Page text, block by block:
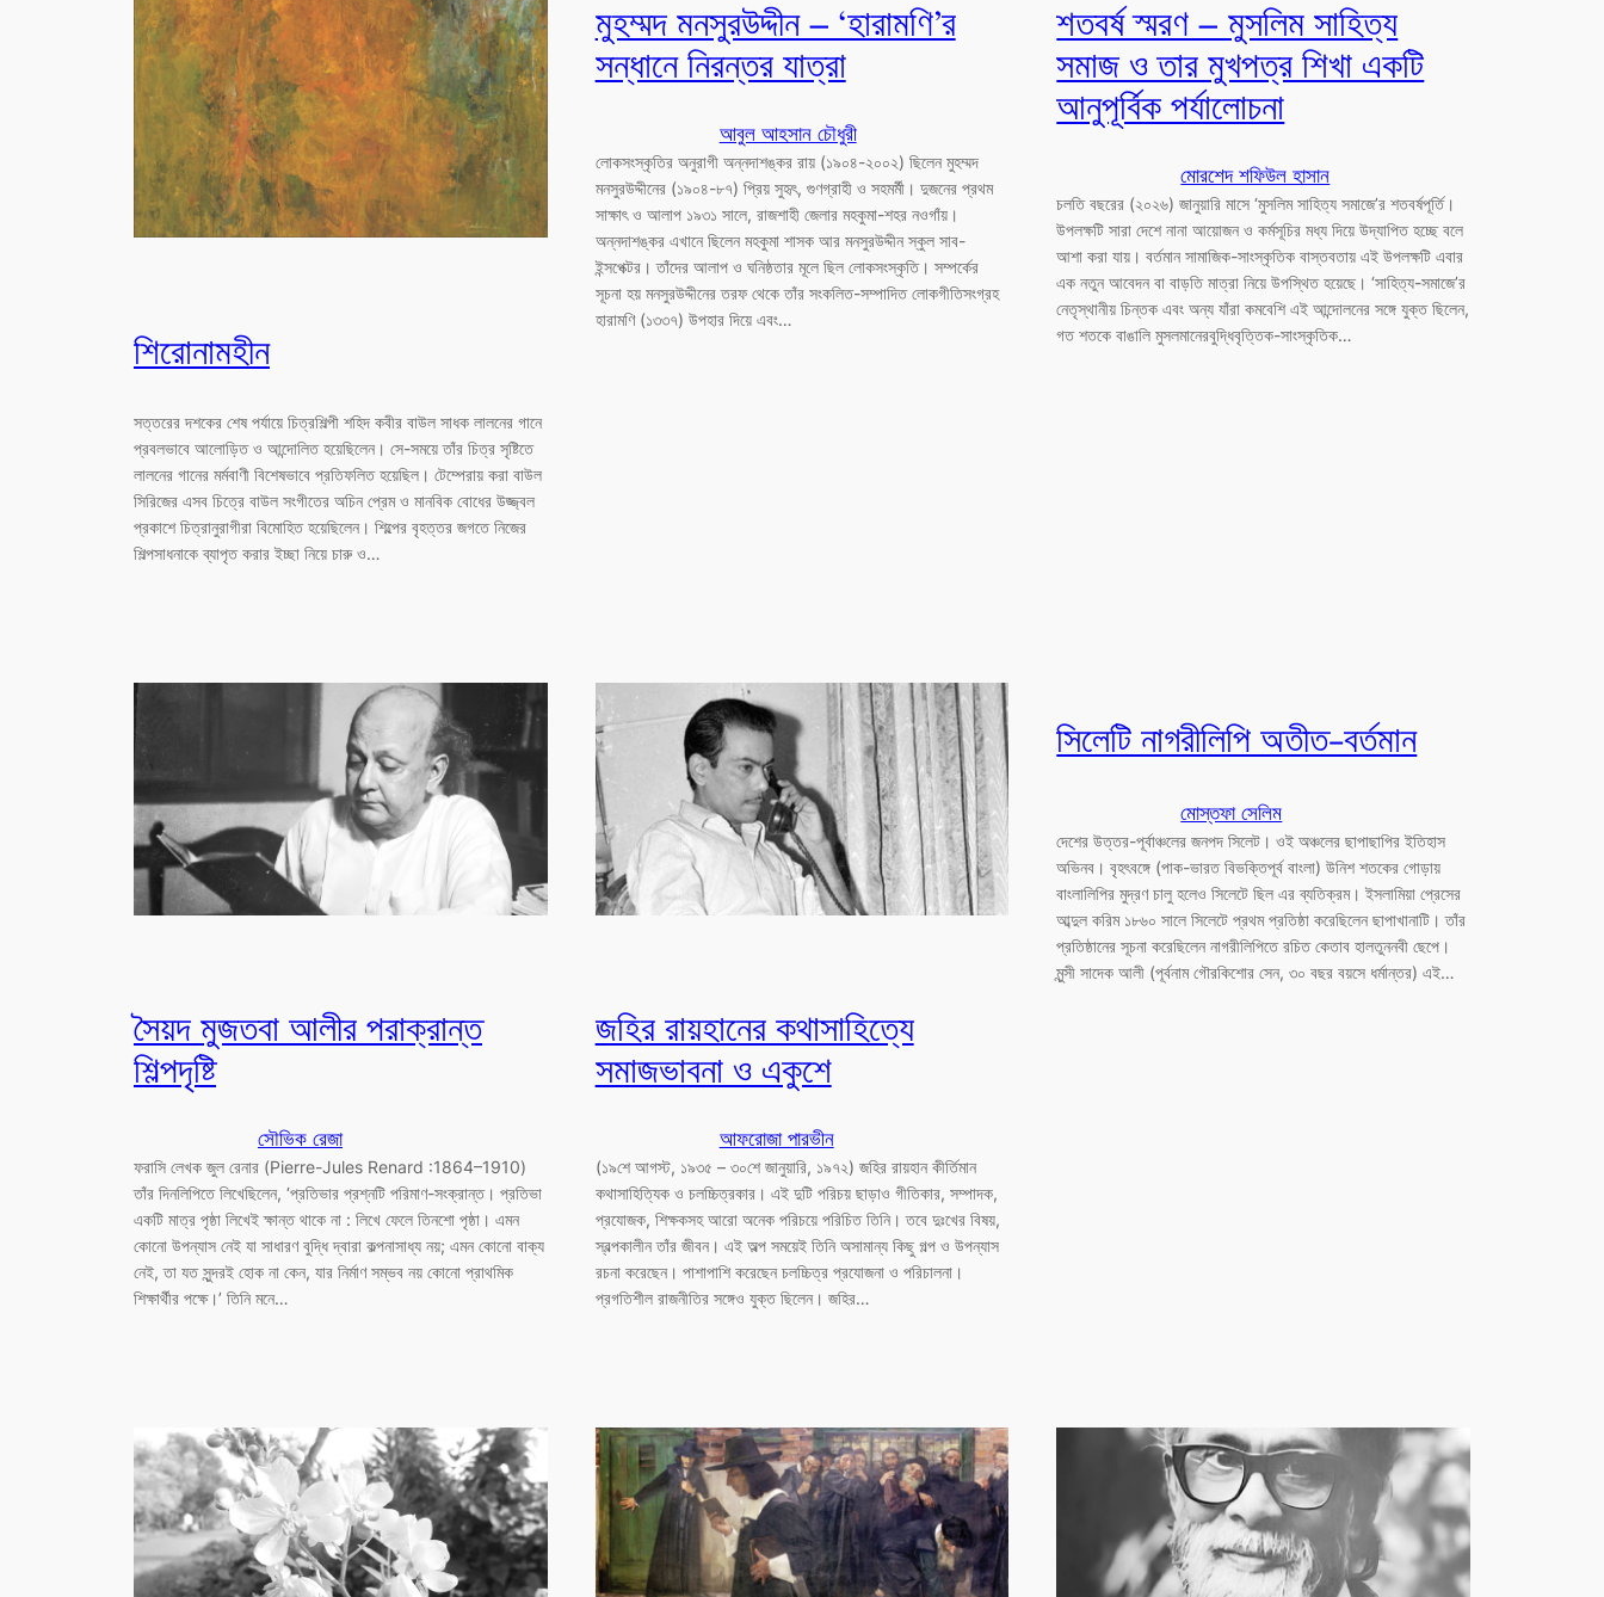
শিরোনামহীন
সত্তরের দশকের শেষ পর্যায়ে চিত্রশিল্পী শহিদ কবীর বাউল সাধক লালনের গানে
প্রবলভাবে আলোড়িত ও আন্দোলিত হয়েছিলেন। সে-সময়ে তাঁর চিত্র সৃষ্টিতে
লালনের গানের মর্মবাণী বিশেষভাবে প্রতিফলিত হয়েছিল। টেম্পেরায় করা বাউল
সিরিজের এসব চিত্রে বাউল সংগীতের অচিন প্রেম ও মানবিক বোধের উজ্জ্বল
প্রকাশে চিত্রানুরাগীরা বিমোহিত হয়েছিলেন। শিল্পের বৃহত্তর জগতে নিজের
শিল্পসাধনাকে ব্যাপৃত করার ইচ্ছা নিয়ে চারু ও…
মুহম্মদ মনসুরউদ্দীন – ‘হারামণি’র
সন্ধানে নিরন্তর যাত্রা
আবুল আহসান চৌধুরী
লোকসংস্কৃতির অনুরাগী অন্নদাশঙ্কর রায় (১৯০৪-২০০২) ছিলেন মুহম্মদ
মনসুরউদ্দীনের (১৯০৪-৮৭) প্রিয় সুহৃৎ, গুণগ্রাহী ও সহমর্মী। দুজনের প্রথম
সাক্ষাৎ ও আলাপ ১৯৩১ সালে, রাজশাহী জেলার মহকুমা-শহর নওগাঁয়।
অন্নদাশঙ্কর এখানে ছিলেন মহকুমা শাসক আর মনসুরউদ্দীন স্কুল সাব-
ইন্সপেক্টর। তাঁদের আলাপ ও ঘনিষ্ঠতার মূলে ছিল লোকসংস্কৃতি। সম্পর্কের
সূচনা হয় মনসুরউদ্দীনের তরফ থেকে তাঁর সংকলিত-সম্পাদিত লোকগীতিসংগ্রহ
হারামণি (১৩৩৭) উপহার দিয়ে এবং…
শতবর্ষ স্মরণ – মুসলিম সাহিত্য
সমাজ ও তার মুখপত্র শিখা একটি
আনুপূর্বিক পর্যালোচনা
মোরশেদ শফিউল হাসান
চলতি বছরের (২০২৬) জানুয়ারি মাসে ‘মুসলিম সাহিত্য সমাজে’র শতবর্ষপূর্তি।
উপলক্ষটি সারা দেশে নানা আয়োজন ও কর্মসূচির মধ্য দিয়ে উদ্যাপিত হচ্ছে বলে
আশা করা যায়। বর্তমান সামাজিক-সাংস্কৃতিক বাস্তবতায় এই উপলক্ষটি এবার
এক নতুন আবেদন বা বাড়তি মাত্রা নিয়ে উপস্থিত হয়েছে। ‘সাহিত্য-সমাজে’র
নেতৃস্থানীয় চিন্তক এবং অন্য যাঁরা কমবেশি এই আন্দোলনের সঙ্গে যুক্ত ছিলেন,
গত শতকে বাঙালি মুসলমানেরবুদ্ধিবৃত্তিক-সাংস্কৃতিক…
সৈয়দ মুজতবা আলীর পরাক্রান্ত
শিল্পদৃষ্টি
সৌভিক রেজা
ফরাসি লেখক জুল রেনার (Pierre-Jules Renard :1864–1910)
তাঁর দিনলিপিতে লিখেছিলেন, ‘প্রতিভার প্রশ্নটি পরিমাণ-সংক্রান্ত। প্রতিভা
একটি মাত্র পৃষ্ঠা লিখেই ক্ষান্ত থাকে না : লিখে ফেলে তিনশো পৃষ্ঠা। এমন
কোনো উপন্যাস নেই যা সাধারণ বুদ্ধি দ্বারা কল্পনাসাধ্য নয়; এমন কোনো বাক্য
নেই, তা যত সুন্দরই হোক না কেন, যার নির্মাণ সম্ভব নয় কোনো প্রাথমিক
শিক্ষার্থীর পক্ষে।’ তিনি মনে…
জহির রায়হানের কথাসাহিত্যে
সমাজভাবনা ও একুশে
আফরোজা পারভীন
(১৯শে আগস্ট, ১৯৩৫ – ৩০শে জানুয়ারি, ১৯৭২) জহির রায়হান কীর্তিমান
কথাসাহিত্যিক ও চলচ্চিত্রকার। এই দুটি পরিচয় ছাড়াও গীতিকার, সম্পাদক,
প্রযোজক, শিক্ষকসহ আরো অনেক পরিচয়ে পরিচিত তিনি। তবে দুঃখের বিষয়,
স্বল্পকালীন তাঁর জীবন। এই অল্প সময়েই তিনি অসামান্য কিছু গল্প ও উপন্যাস
রচনা করেছেন। পাশাপাশি করেছেন চলচ্চিত্র প্রযোজনা ও পরিচালনা।
প্রগতিশীল রাজনীতির সঙ্গেও যুক্ত ছিলেন। জহির…
সিলেটি নাগরীলিপি অতীত-বর্তমান
মোস্তফা সেলিম
দেশের উত্তর-পূর্বাঞ্চলের জনপদ সিলেট। ওই অঞ্চলের ছাপাছাপির ইতিহাস
অভিনব। বৃহৎবঙ্গে (পাক-ভারত বিভক্তিপূর্ব বাংলা) উনিশ শতকের গোড়ায়
বাংলালিপির মুদ্রণ চালু হলেও সিলেটে ছিল এর ব্যতিক্রম। ইসলামিয়া প্রেসের
আব্দুল করিম ১৮৬০ সালে সিলেটে প্রথম প্রতিষ্ঠা করেছিলেন ছাপাখানাটি। তাঁর
প্রতিষ্ঠানের সূচনা করেছিলেন নাগরীলিপিতে রচিত কেতাব হালতুননবী ছেপে।
মুন্সী সাদেক আলী (পূর্বনাম গৌরকিশোর সেন, ৩০ বছর বয়সে ধর্মান্তর) এই…